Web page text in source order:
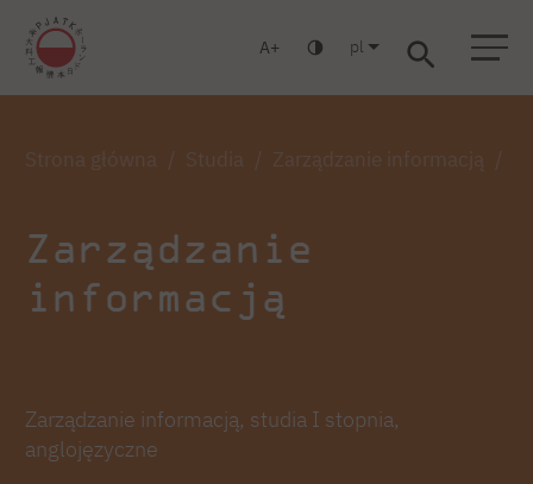
Warszawa Gdańsk Liceum Studia podyplomowe Studia MBA
A pl
Zarządzanie
informacją
Zarządzanie informacją, studia I stopnia,
anglojęzyczne